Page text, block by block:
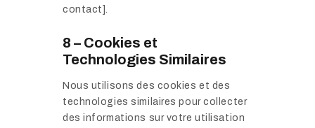
contact].
8 – Cookies et
Technologies Similaires
Nous utilisons des cookies et des
technologies similaires pour collecter
des informations sur votre utilisation